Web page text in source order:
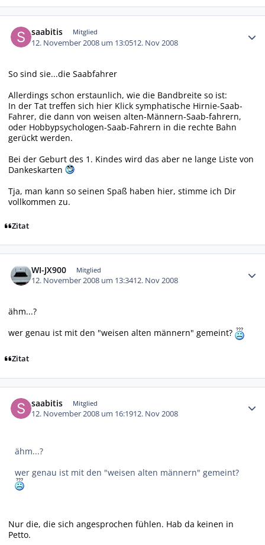
saabitis Mitglied
12. November 2008 um 13:0512. Nov 2008
So sind sie...die Saabfahrer
Allerdings schon erstaunlich, wie die Bandbreite so ist:
In der Tat treffen sich hier Klick symphatische Hirnie-Saab-
Fahrer, die dann von weisen alten-Männern-Saab-fahrern,
oder Hobbypsychologen-Saab-Fahrern in die rechte Bahn
gerückt werden.
Bei der Geburt des 1. Kindes wird das aber ne lange Liste von
Dankeskarten
Tja, man kann so seinen Spaß haben hier, stimme ich Dir
vollkommen zu.
Zitat
WI-JX900 Mitglied
12. November 2008 um 13:3412. Nov 2008
ähm...?
wer genau ist mit den "weisen alten männern" gemeint?
Zitat
saabitis Mitglied
12. November 2008 um 16:1912. Nov 2008
ähm...?
wer genau ist mit den "weisen alten männern" gemeint?
Nur die, die sich angesprochen fühlen. Hab da keinen in
Petto.